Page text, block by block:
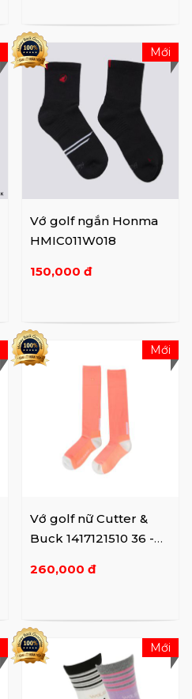
Vớ golf ngắn Honma
HMIC011W018
150,000 đ
Mới
Vớ golf nữ Cutter &
Buck 1417121510 36 -
260,000 đ
Mới
Mới